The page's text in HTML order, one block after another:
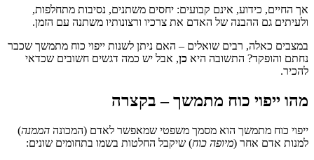
אך החיים, כידוע, אינם קבועים: יחסים משתנים, נסיבות מתחלפות,
ולעיתים גם ההבנה של האדם את צרכיו ורצונותיו משתנה עם הזמן.
במצבים כאלה, רבים שואלים – האם ניתן לשנות ייפוי כוח מתמשך שכבר
נחתם והופקד? התשובה היא כן, אבל יש כמה דגשים חשובים שכדאי
להכיר.
מהו ייפוי כוח מתמשך – בקצרה
ייפוי כוח מתמשך הוא מסמך משפטי שמאפשר לאדם (המכונה הממנה)
למנות אדם אחר (מיופה כוח) שיקבל החלטות בשמו בתחומים שונים: